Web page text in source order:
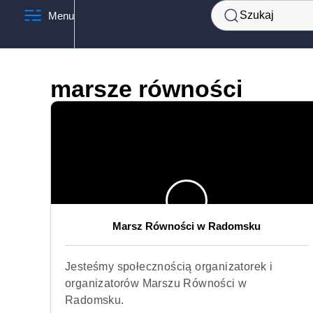
Menu Szukaj
marsze równości
Marsz Równości w Radomsku
Jesteśmy społecznością organizatorek i
organizatorów Marszu Równości w
Radomsku.